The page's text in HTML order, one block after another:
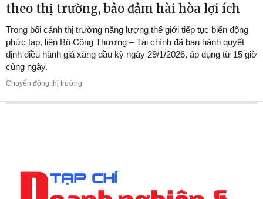
theo thị trường, bảo đảm hài hòa lợi ích
Trong bối cảnh thị trường năng lượng thế giới tiếp tục biến động
phức tạp, liên Bộ Công Thương – Tài chính đã ban hành quyết
định điều hành giá xăng dầu kỳ ngày 29/1/2026, áp dụng từ 15 giờ
cùng ngày.
Chuyển động thị trường